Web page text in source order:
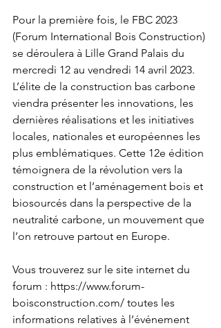
Pour la première fois, le FBC 2023
(Forum International Bois Construction)
se déroulera à Lille Grand Palais du
mercredi 12 au vendredi 14 avril 2023.
L’élite de la construction bas carbone
viendra présenter les innovations, les
dernières réalisations et les initiatives
locales, nationales et européennes les
plus emblématiques. Cette 12e édition
témoignera de la révolution vers la
construction et l’aménagement bois et
biosourcés dans la perspective de la
neutralité carbone, un mouvement que
l’on retrouve partout en Europe.
Vous trouverez sur le site internet du
forum : https://www.forum-
boisconstruction.com/ toutes les
informations relatives à l’événement